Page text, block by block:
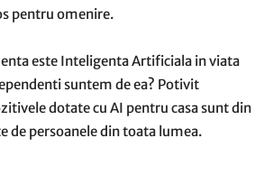
pentru omenire.
este Inteligenta Artificiala in viata
suntem de ea? Potivit
dotate cu AI pentru casa sunt din
de persoanele din toata lumea.